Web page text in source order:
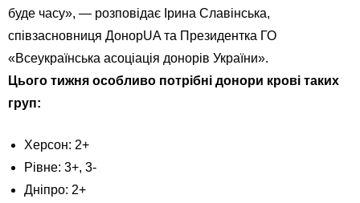
буде часу», — розповідає Ірина Славінська,
співзасновниця ДонорUA та Президентка ГО
«Всеукраїнська асоціація донорів України».
Цього тижня особливо потрібні донори крові таких
груп:
Херсон: 2+
Рівне: 3+, 3-
Дніпро: 2+